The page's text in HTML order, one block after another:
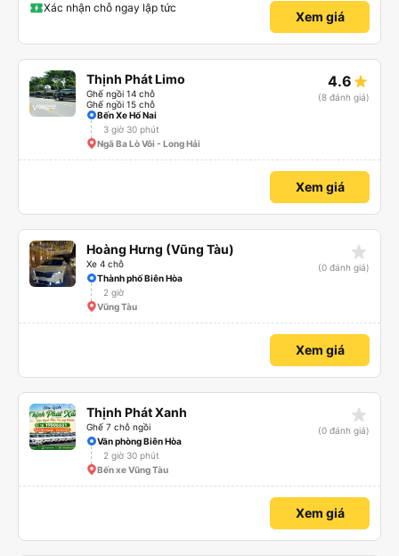
Xác nhận chỗ ngay lập tức
Xem giá
Thịnh Phát Limo
Ghế ngồi 14 chỗ
Ghế ngồi 15 chỗ
4.6
(8 đánh giá)
Bến Xe Hố Nai
3 giờ 30 phút
Ngã Ba Lò Vôi - Long Hải
Xem giá
Hoàng Hưng (Vũng Tàu)
Xe 4 chỗ
star_rate
(0 đánh giá)
Thành phố Biên Hòa
2 giờ
Vũng Tàu
Xem giá
Thịnh Phát Xanh
Ghế 7 chỗ ngồi
star_rate
(0 đánh giá)
Văn phòng Biên Hòa
2 giờ 30 phút
Bến xe Vũng Tàu
Xem giá